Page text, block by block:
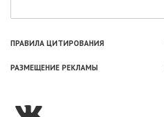
ПРАВИЛА ЦИТИРОВАНИЯ
РАЗМЕЩЕНИЕ РЕКЛАМЫ